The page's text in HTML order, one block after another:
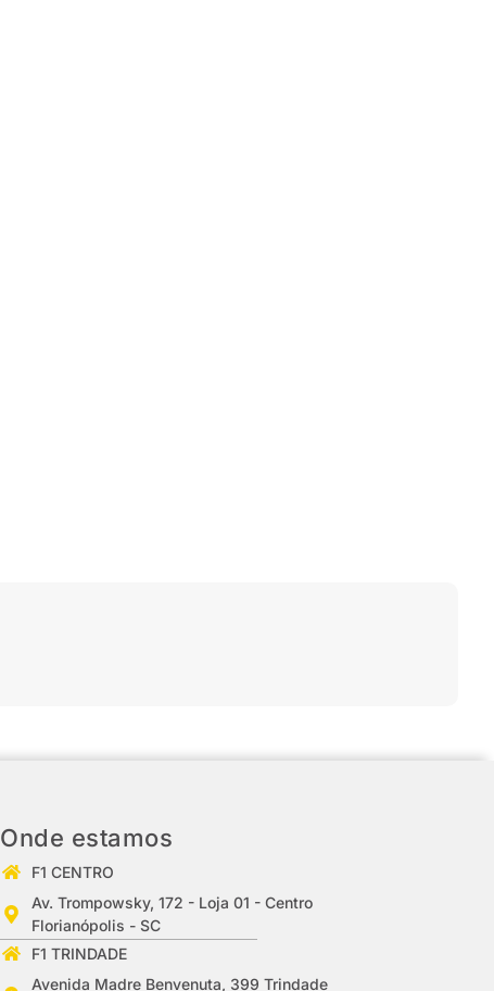
Onde estamos
F1 CENTRO
Av. Trompowsky, 172 - Loja 01 - Centro
Florianópolis - SC
F1 TRINDADE
Avenida Madre Benvenuta, 399 Trindade